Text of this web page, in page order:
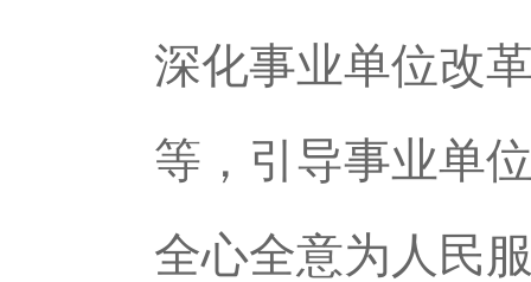
深化事业单位改
等，引导事业单
全心全意为人民